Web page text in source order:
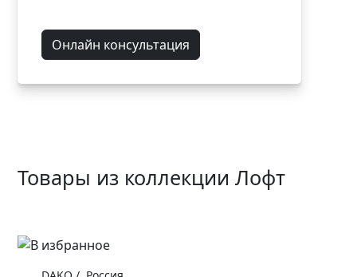
Онлайн консультация
Товары из коллекции Лофт